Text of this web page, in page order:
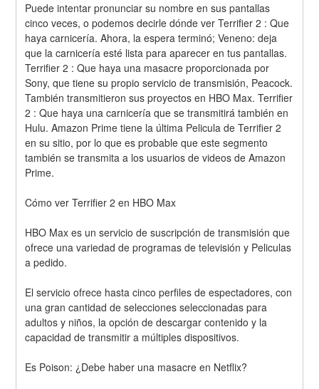
Puede intentar pronunciar su nombre en sus pantallas
cinco veces, o podemos decirle dónde ver Terrifier 2 : Que
haya carnicería. Ahora, la espera terminó; Veneno: deja
que la carnicería esté lista para aparecer en tus pantallas.
Terrifier 2 : Que haya una masacre proporcionada por
Sony, que tiene su propio servicio de transmisión, Peacock.
También transmitieron sus proyectos en HBO Max. Terrifier
2 : Que haya una carnicería que se transmitirá también en
Hulu. Amazon Prime tiene la última Pelicula de Terrifier 2
en su sitio, por lo que es probable que este segmento
también se transmita a los usuarios de videos de Amazon
Prime.
Cómo ver Terrifier 2 en HBO Max
HBO Max es un servicio de suscripción de transmisión que
ofrece una variedad de programas de televisión y Peliculas
a pedido.
El servicio ofrece hasta cinco perfiles de espectadores, con
una gran cantidad de selecciones seleccionadas para
adultos y niños, la opción de descargar contenido y la
capacidad de transmitir a múltiples dispositivos.
Es Poison: ¿Debe haber una masacre en Netflix?